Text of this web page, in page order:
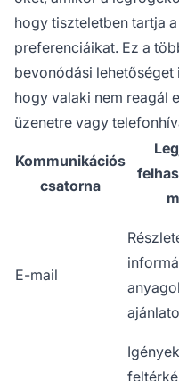
hogy tiszteletben tartja
preferenciáikat. Ez a
bevonódási
hogy valaki nem reagál
üzenetre vagy
Kommunikációs
csatorna
E-mail
Igények